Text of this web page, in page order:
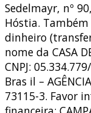
Sedelmayr, nº
Hóstia.
dinheiro
nome da CASA
CNPJ:
Bras il –
73115-3. Favor